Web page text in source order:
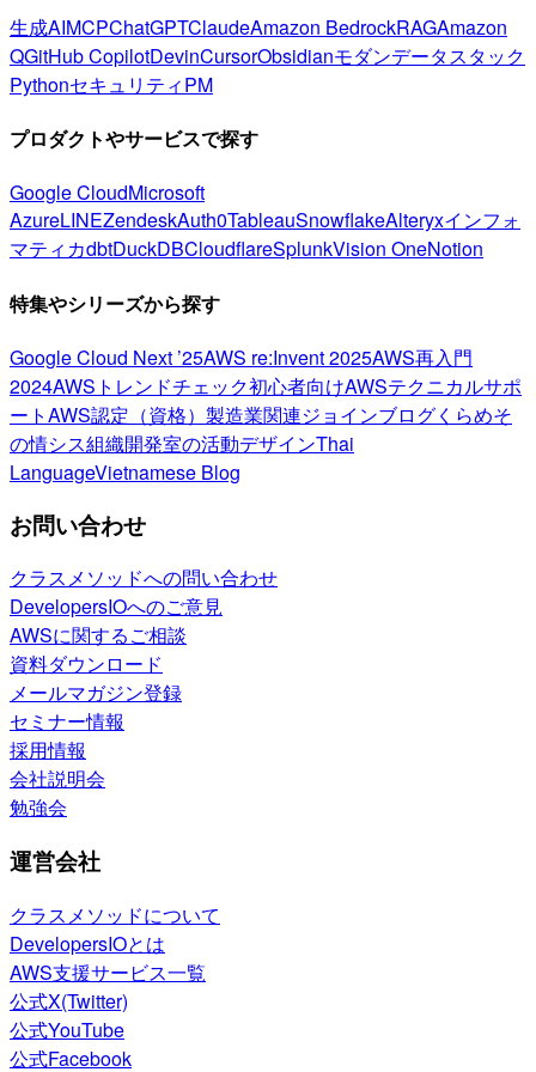
生成AIMCPChatGPTClaudeAmazon BedrockRAGAmazon
QGitHub CopilotDevinCursorObsidianモダンデータスタック
PythonセキュリティPM
プロダクトやサービスで探す
Google CloudMicrosoft
AzureLINEZendeskAuth0TableauSnowflakeAlteryxインフォ
マティカdbtDuckDBCloudflareSplunkVision OneNotion
特集やシリーズから探す
Google Cloud Next ’25AWS re:Invent 2025AWS再入門
2024AWSトレンドチェック初心者向けAWSテクニカルサポ
ートAWS認定（資格） 製造業関連ジョインブログくらめそ
の情シス組織開発室の活動デザインThai
LanguageVietnamese Blog
お問い合わせ
クラスメソッドへの問い合わせ
DevelopersIOへのご意見
AWSに関するご相談
資料ダウンロード
メールマガジン登録
セミナー情報
採用情報
会社説明会
勉強会
運営会社
クラスメソッドについて
DevelopersIOとは
AWS支援サービス一覧
公式X(Twitter)
公式YouTube
公式Facebook